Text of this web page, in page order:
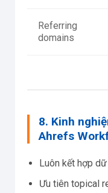
Referring
domains
8. Kinh
Ahrefs
Luôn kết hợp
Ưu tiên topical